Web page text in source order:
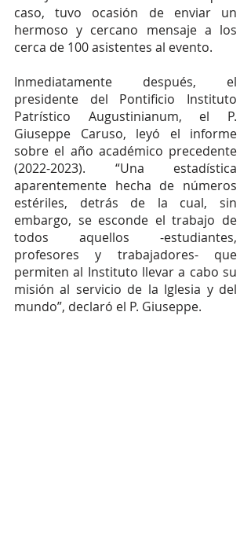
caso, tuvo ocasión de enviar un
hermoso y cercano mensaje a los
cerca de 100 asistentes al evento.
Inmediatamente después, el
presidente del Pontificio Instituto
Patrístico Augustinianum, el P.
Giuseppe Caruso, leyó el informe
sobre el año académico precedente
(2022-2023). “Una estadística
aparentemente hecha de números
estériles, detrás de la cual, sin
embargo, se esconde el trabajo de
todos aquellos -estudiantes,
profesores y trabajadores- que
permiten al Instituto llevar a cabo su
misión al servicio de la Iglesia y del
mundo”, declaró el P. Giuseppe.